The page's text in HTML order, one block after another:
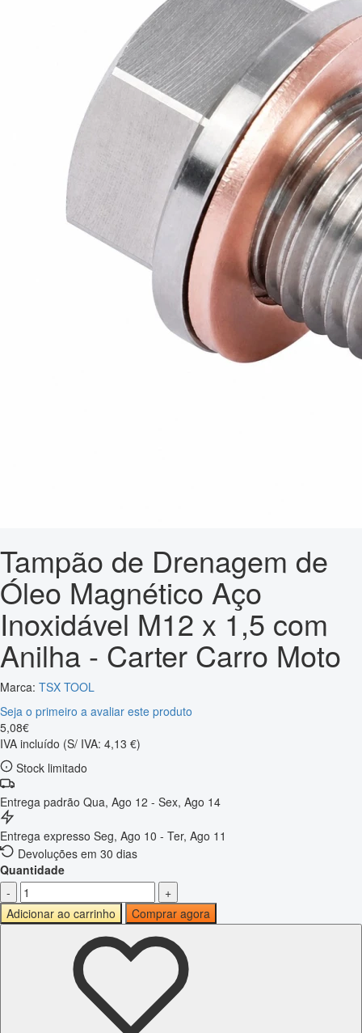
Tampão de Drenagem de
Óleo Magnético Aço
Inoxidável M12 x 1,5 com
Anilha - Carter Carro Moto
Marca: TSX TOOL
Seja o primeiro a avaliar este produto
5,08€
IVA incluído (S/ IVA: 4,13 €)
Stock limitado
Entrega padrão Qua, Ago 12 - Sex, Ago 14
Entrega expresso Seg, Ago 10 - Ter, Ago 11
Devoluções em 30 dias
Quantidade
-
+
Adicionar ao carrinho
Comprar agora